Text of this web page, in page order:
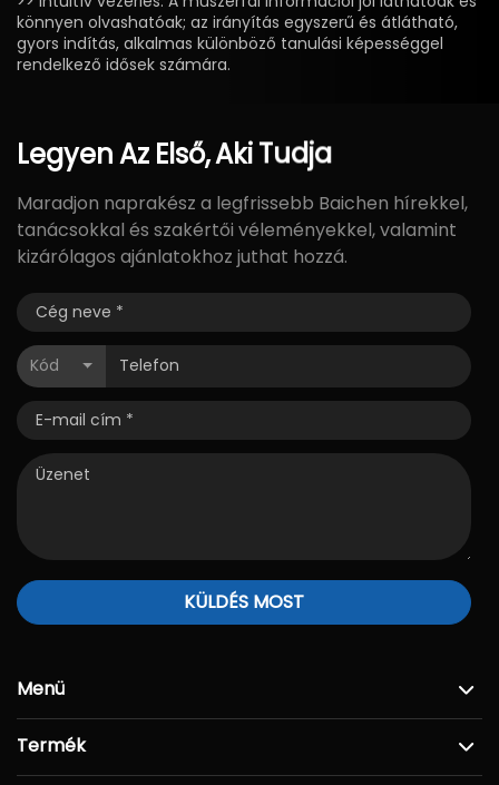
könnyen olvashatóak; az irányítás egyszerű és átlátható,
gyors indítás, alkalmas különböző tanulási képességgel
rendelkező idősek számára.
LegyenAz Első,AkiTudja
Maradjon naprakész a legfrissebb Baichen hírekkel,
tanácsokkal és szakértői véleményekkel, valamint
kizárólagos ajánlatokhoz juthat hozzá.
Kód
KÜLDÉS MOST
Menü
Termék